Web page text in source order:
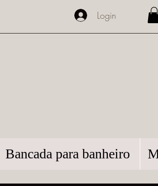
Login
Bancada para banheiro